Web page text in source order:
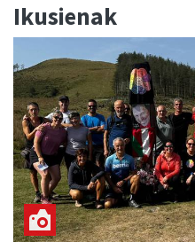
Ikusienak